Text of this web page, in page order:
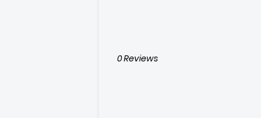
0 Reviews